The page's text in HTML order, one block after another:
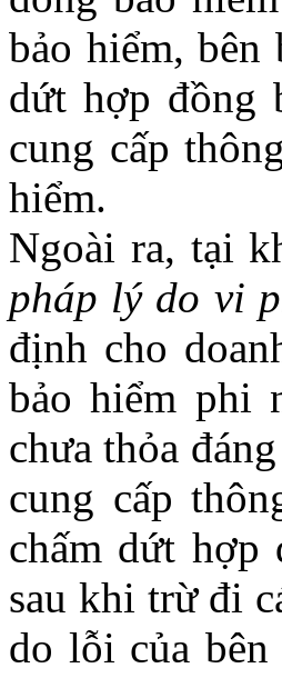
bảo hiểm, bên
dứt hợp đồng
cung cấp
hiểm.
Ngoài ra, tại
pháp lý do vi
định cho
bảo hiểm phi
chưa thỏa
cung cấp
chấm dứt hợp
sau khi trừ đi
do lỗi của